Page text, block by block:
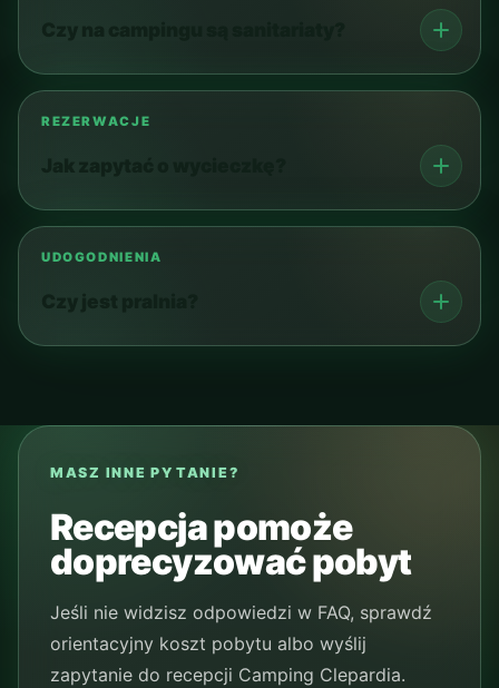
REZERWACJE
UDOGODNIENIA
MASZ INNE PYTANIE?
Recepcja pomoże
doprecyzować pobyt
Jeśli nie widzisz odpowiedzi w FAQ, sprawdź
orientacyjny koszt pobytu albo wyślij
zapytanie do recepcji Camping Clepardia.